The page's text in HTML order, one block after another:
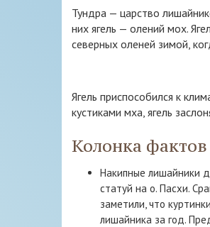
Тундра — царство
них ягель — олений мох.
северных оленей зимой,
Ягель приспособился к
кустиками мха, ягель
Колонка фактов
Накипные лишайники
статуй на о. Пасхи.
заметили, что
лишайника за год.